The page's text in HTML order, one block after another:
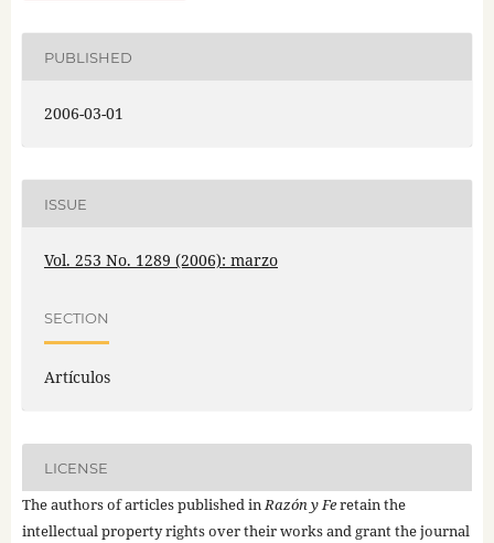
PUBLISHED
2006-03-01
ISSUE
Vol. 253 No. 1289 (2006): marzo
SECTION
Artículos
LICENSE
The authors of articles published inRazón y Feretain the
intellectual property rights over their works and grant the journal